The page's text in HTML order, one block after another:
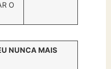
O
NUNCA MAIS